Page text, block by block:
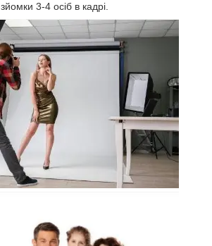
зйомки 3-4 осіб в кадрі.